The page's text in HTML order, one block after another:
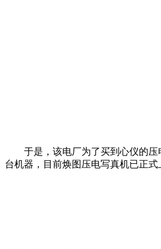
于是，该电厂为了买到心仪的
台机器，目前焕图压电写真机已正式